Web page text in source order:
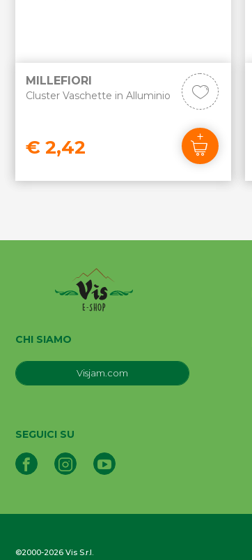
MILLEFIORI
Cluster Vaschette in Alluminio
€ 2,42
CHI SIAMO
Visjam.com
SEGUICI SU
©2000-2026 Vis S.r.l.